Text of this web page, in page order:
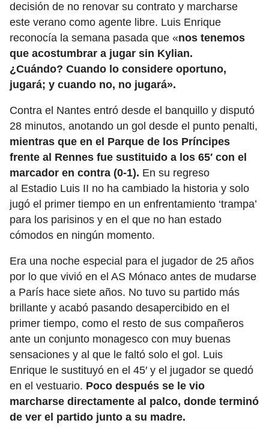
decisión de no renovar su contrato y marcharse
este verano como agente libre. Luis Enrique
reconocía la semana pasada que «nos tenemos
que acostumbrar a jugar sin Kylian.
¿Cuándo? Cuando lo considere oportuno,
jugará; y cuando no, no jugará».
Contra el Nantes entró desde el banquillo y disputó
28 minutos, anotando un gol desde el punto penalti,
mientras que en el Parque de los Príncipes
frente al Rennes fue sustituido a los 65′ con el
marcador en contra (0-1). En su regreso
al Estadio Luis II​​ no ha cambiado la historia y solo
jugó el primer tiempo en un enfrentamiento ‘trampa’
para los parisinos y en el que no han estado
cómodos en ningún momento.
Era una noche especial para el jugador de 25 años
por lo que vivió en el AS Mónaco antes de mudarse
a París hace siete años. No tuvo su partido más
brillante y acabó pasando desapercibido en el
primer tiempo, como el resto de sus compañeros
ante un conjunto monagesco con muy buenas
sensaciones y al que le faltó solo el gol. Luis
Enrique le sustituyó en el 45′ y el jugador se quedó
en el vestuario. Poco después se le vio
marcharse directamente al palco, donde terminó
de ver el partido junto a su madre.